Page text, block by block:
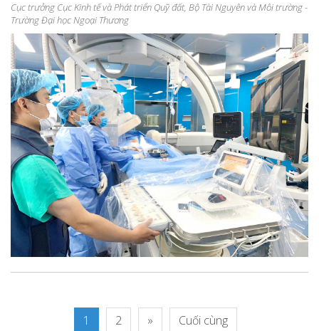
Cục trưởng Cục Kinh tế và Phát triển Quỹ đất, Bộ Tài Nguyên và Môi trường -
Trường Đại học Ngoại Thương
1 2 » Cuối cùng